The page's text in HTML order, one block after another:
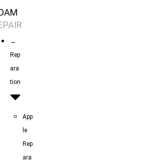
to
content
→
Rep
ara
tion
App
le
Rep
ara